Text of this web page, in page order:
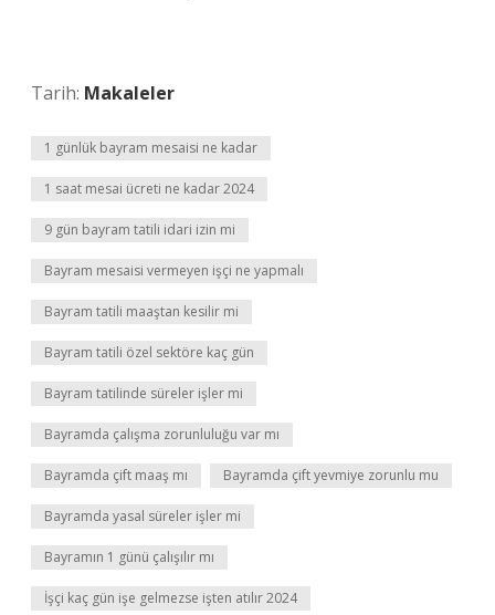
Tarih: Makaleler
1 günlük bayram mesaisi ne kadar
1 saat mesai ücreti ne kadar 2024
9 gün bayram tatili idari izin mi
Bayram mesaisi vermeyen işçi ne yapmalı
Bayram tatili maaştan kesilir mi
Bayram tatili özel sektöre kaç gün
Bayram tatilinde süreler işler mi
Bayramda çalışma zorunluluğu var mı
Bayramda çift maaş mı Bayramda çift yevmiye zorunlu mu
Bayramda yasal süreler işler mi
Bayramın 1 günü çalışılır mı
İşçi kaç gün işe gelmezse işten atılır 2024